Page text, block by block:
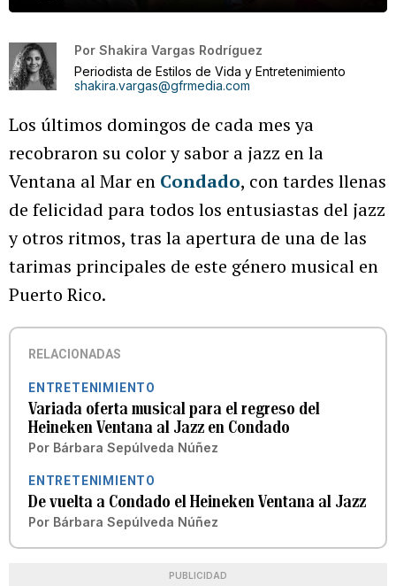
Por Shakira Vargas Rodríguez
Periodista de Estilos de Vida y Entretenimiento
shakira.vargas@gfrmedia.com
Los últimos domingos de cada mes ya
recobraron su color y sabor a jazz en la
Ventana al Mar en Condado, con tardes llenas
de felicidad para todos los entusiastas del jazz
y otros ritmos, tras la apertura de una de las
tarimas principales de este género musical en
Puerto Rico.
RELACIONADAS
ENTRETENIMIENTO
Variada oferta musical para el regreso del
Heineken Ventana al Jazz en Condado
Por Bárbara Sepúlveda Núñez
ENTRETENIMIENTO
De vuelta a Condado el Heineken Ventana al Jazz
Por Bárbara Sepúlveda Núñez
PUBLICIDAD